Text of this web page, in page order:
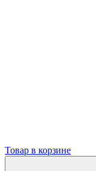
Товар в корзине